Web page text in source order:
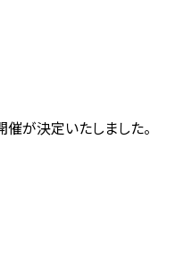
催が決定いたしました。